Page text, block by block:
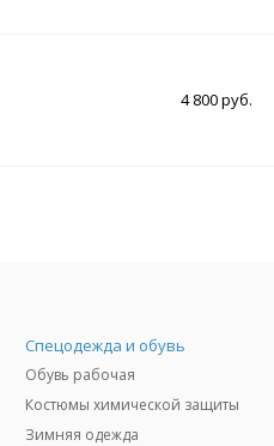
4 800 руб.
Спецодежда и обувь
Обувь рабочая
Костюмы химической защиты
Зимняя одежда